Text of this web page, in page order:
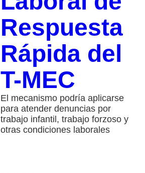
Respuesta
Rápida del
T-MEC
El mecanismo podría aplicarse
para atender denuncias por
trabajo infantil, trabajo forzoso y
otras condiciones laborales